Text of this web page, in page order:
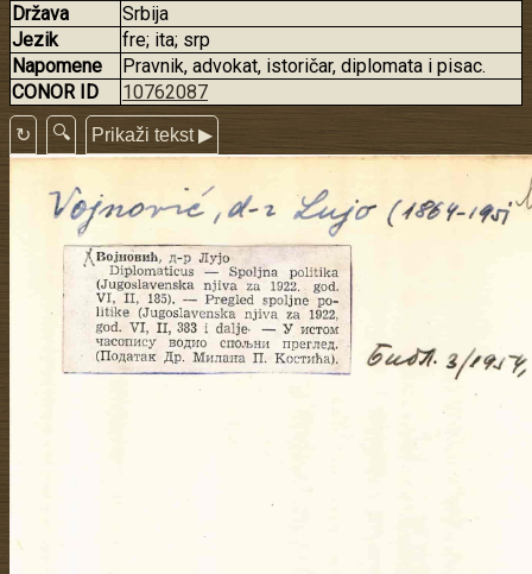
Država
Srbija
Jezik
fre; ita; srp
Napomene
Pravnik, advokat, istoričar, diplomata i pisac.
CONOR ID
10762087